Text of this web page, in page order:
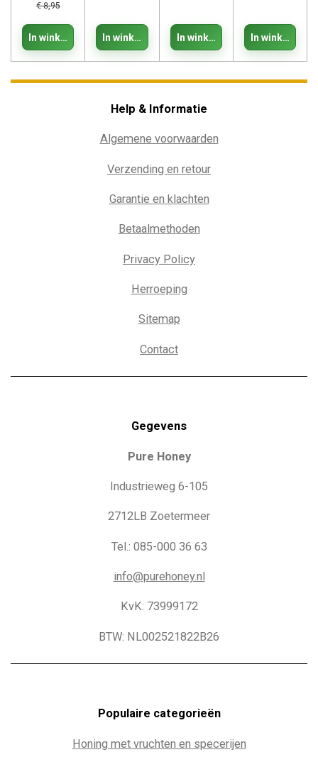
€ 8,95
In winkelwagen In winkelwagen In winkelwagen In
Help & Informatie
Algemene voorwaarden
Verzending en retour
Garantie en klachten
Betaalmethoden
Privacy Policy
Herroeping
Sitemap
Contact
Gegevens
Pure Honey
Industrieweg 6-105
2712LB Zoetermeer
Tel.: 085-000 36 63
info@purehoney.nl
KvK: 73999172
BTW: NL002521822B26
Populaire categorieën
Honing met vruchten en specerijen